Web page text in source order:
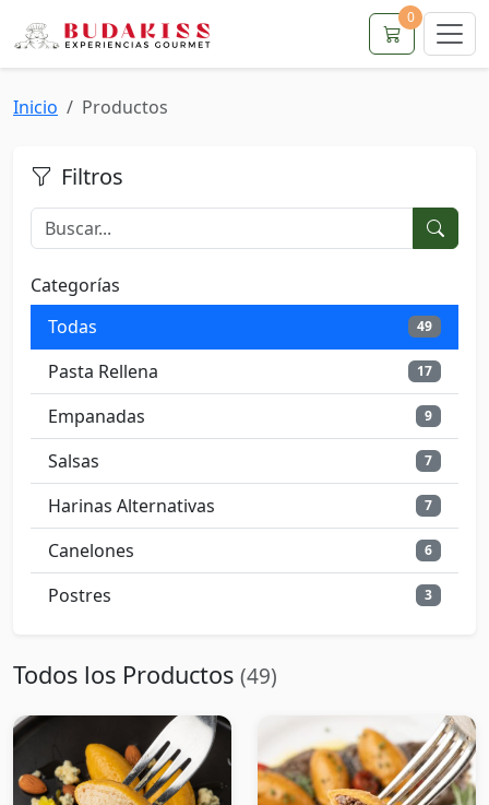
0
Inicio Productos
Filtros
Categorías
Todas
49
Pasta Rellena 17
Empanadas 9
Salsas 7
Harinas Alternativas 7
Canelones 6
Postres 3
Todos los Productos (49)